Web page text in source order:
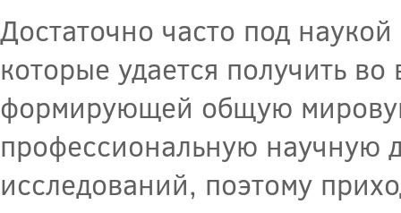
Достаточно часто под
которые удается получить
формирующей общую
профессиональную научную
исследований, поэтому